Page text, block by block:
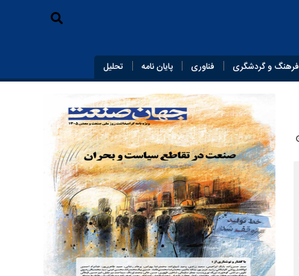
فرهنگ و گردشگری فناوری پایان‌ نامه تحلیل